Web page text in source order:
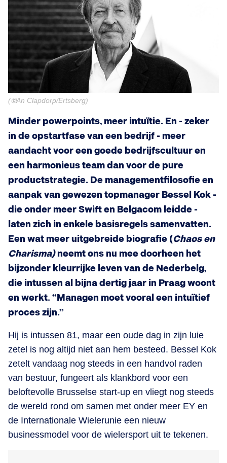
(©An Clapdorp/Ertsberg)
Minder powerpoints, meer intuïtie. En - zeker
in de opstartfase van een bedrijf - meer
aandacht voor een goede bedrijfscultuur en
een harmonieus team dan voor de pure
productstrategie. De managementfilosofie en
aanpak van gewezen topmanager Bessel Kok -
die onder meer Swift en Belgacom leidde -
laten zich in enkele basisregels samenvatten.
Een wat meer uitgebreide biografie (Chaos en
Charisma)neemt ons nu mee doorheen het
bijzonder kleurrijke leven van de Nederbelg,
die intussen al bijna dertig jaar in Praag woont
en werkt. “Managen moet vooral een intuïtief
proces zijn.”
Hij is intussen 81, maar een oude dag in zijn luie
zetel is nog altijd niet aan hem besteed. Bessel Kok
zetelt vandaag nog steeds in een handvol raden
van bestuur, fungeert als klankbord voor een
beloftevolle Brusselse start-up en vliegt nog steeds
de wereld rond om samen met onder meer EY en
de Internationale Wielerunie een nieuw
businessmodel voor de wielersport uit te tekenen.